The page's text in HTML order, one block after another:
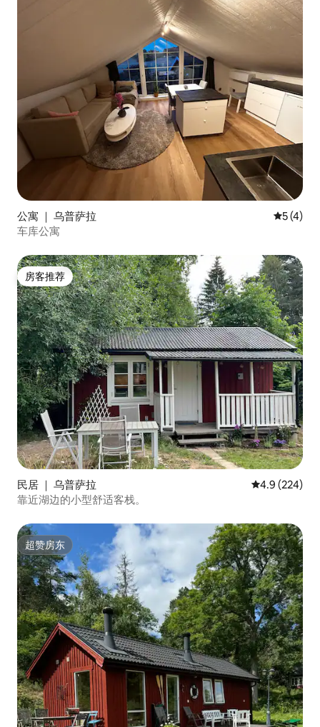
公寓 ｜ 乌普萨拉 平均评分
5 (4)
车库公寓
房客推荐
房客推荐
民居 ｜ 乌普萨拉 平均评分 4.9
4.9 (224)
靠近湖边的小型舒适客栈。
超赞房东
超赞房东